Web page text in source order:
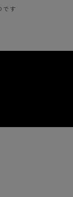
です